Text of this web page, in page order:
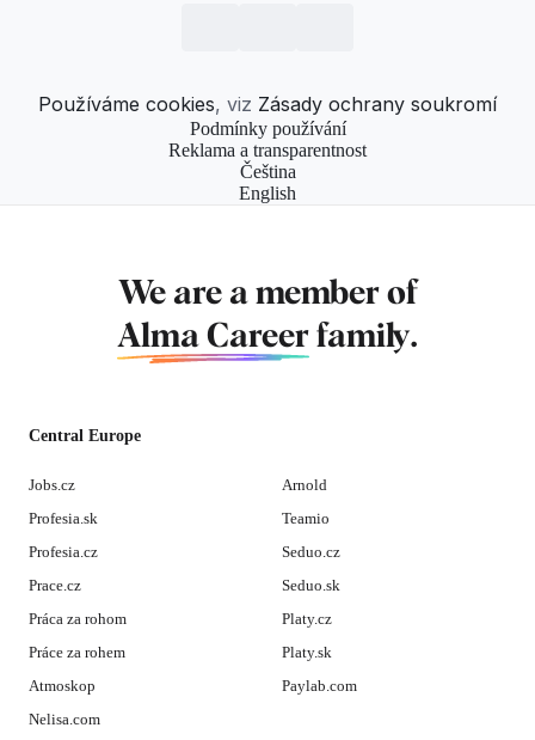
Používáme cookies, viz Zásady ochrany soukromí
Podmínky používání
Reklama a transparentnost
Čeština
English
We are a member of
Alma Career family.
Central Europe
Jobs.cz
Profesia.sk
Profesia.cz
Prace.cz
Práca za rohom
Práce za rohem
Atmoskop
Nelisa.com
Arnold
Teamio
Seduo.cz
Seduo.sk
Platy.cz
Platy.sk
Paylab.com